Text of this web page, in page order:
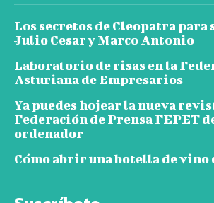
Los secretos de Cleopatra para
Julio Cesar y Marco Antonio
Laboratorio de risas en la
Asturiana de Empresarios
Ya puedes hojear la nueva
Federación de Prensa FEPET
ordenador
Cómo abrir una botella de vino